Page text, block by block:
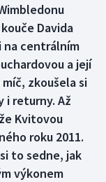
Davida
na centrálním
a její
zkoušela si
i returny. Až
Kvitovou
roku 2011.
to sedne, jak
výkonem